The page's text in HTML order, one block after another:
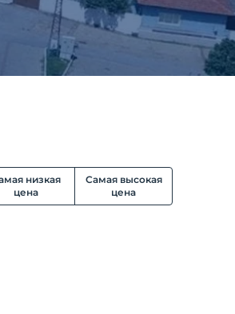
низкая
цена
Самая высокая
цена